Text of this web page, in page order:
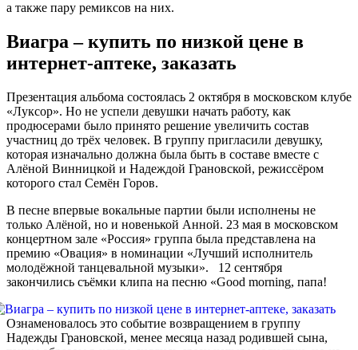
а также пару ремиксов на них.
Виагра – купить по низкой цене в
интернет‐аптеке, заказать
Презентация альбома состоялась 2 октября в московском клубе
«Луксор». Но не успели девушки начать работу, как
продюсерами было принято решение увеличить состав
участниц до трёх человек. В группу пригласили девушку,
которая изначально должна была быть в составе вместе с
Алёной Винницкой и Надеждой Грановской, режиссёром
которого стал Семён Горов.
В песне впервые вокальные партии были исполнены не
только Алёной, но и новенькой Анной. 23 мая в московском
концертном зале «Россия» группа была представлена на
премию «Овация» в номинации «Лучший исполнитель
молодёжной танцевальной музыки». 12 сентября
закончились съёмки клипа на песню «Good morning, папа!
Ознаменовалось это событие возвращением в группу
Надежды Грановской, менее месяца назад родившей сына,